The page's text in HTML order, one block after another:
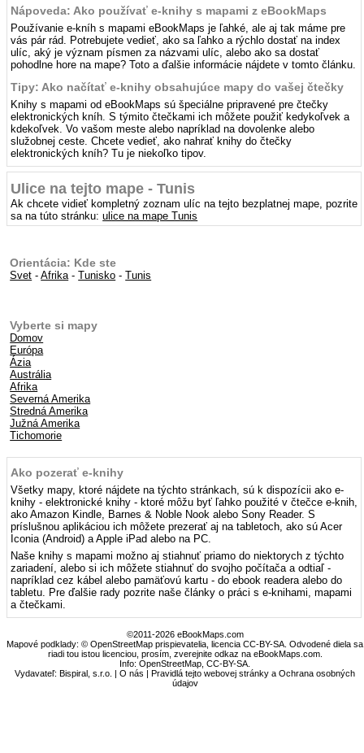
Nápoveda: Ako používať e-knihy s mapami z eBookMaps
Používanie e-kníh s mapami eBookMaps je ľahké, ale aj tak máme pre
vás pár rád. Potrebujete vedieť, ako sa ľahko a rýchlo dostať na index
ulíc, aký je význam písmen za názvami ulíc, alebo ako sa dostať
pohodlne hore na mape? Toto a ďalšie informácie nájdete v tomto článku.
Tipy: Ako načítať e-knihy obsahujúce mapy do vašej čtečky
Knihy s mapami od eBookMaps sú špeciálne pripravené pre čtečky
elektronických kníh. S týmito čtečkami ich môžete použiť kedykoľvek a
kdekoľvek. Vo vašom meste alebo napríklad na dovolenke alebo
služobnej ceste. Chcete vedieť, ako nahrať knihy do čtečky
elektronických kníh? Tu je niekoľko tipov.
Ulice na tejto mape - Tunis
Ak chcete vidieť kompletný zoznam ulíc na tejto bezplatnej mape, pozrite
sa na túto stránku:ulice na mape Tunis
Orientácia: Kde ste
Svet -Afrika-Tunisko -Tunis
Vyberte si mapy
Domov
Európa
Ázia
Austrália
Afrika
Severná Amerika
Stredná Amerika
Južná Amerika
Tichomorie
Ako pozerať e-knihy
Všetky mapy, ktoré nájdete na týchto stránkach, sú k dispozícii ako e-
knihy - elektronické knihy - ktoré môžu byť ľahko použité v čtečce e-knih,
ako Amazon Kindle, Barnes & Noble Nook alebo Sony Reader. S
príslušnou aplikáciou ich môžete prezerať aj na tabletoch, ako sú Acer
Iconia (Android) a Apple iPad alebo na PC.
Naše knihy s mapami možno aj stiahnuť priamo do niektorych z týchto
zariadení, alebo si ich môžete stiahnuť do svojho počítača a odtiaľ -
napríklad cez kábel alebo pamäťovú kartu - do ebook readera alebo do
tabletu. Pre ďalšie rady pozrite naše články o práci s e-knihami, mapami
a čtečkami.
©2011-2026 eBookMaps.com
Mapové podklady: © OpenStreetMap prispievatelia, licencia CC-BY-SA. Odvodené diela sa
riadi tou istou licenciou, prosím, zverejnite odkaz na eBookMaps.com.
Info:OpenStreetMap ,CC-BY-SA
Vydavateľ: Bispiral, s.r.o. |O nás |Pravidlá tejto webovej stránky a Ochrana osobných
údajov